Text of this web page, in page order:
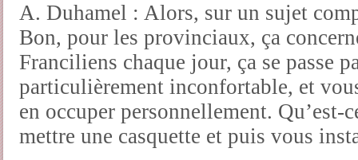
A. Duhamel : Alors, sur un sujet
Bon, pour les provinciaux, ça
Franciliens chaque jour, ça se passe
particulièrement inconfortable, et
en occuper personnellement. Qu’est-
mettre une casquette et puis vous